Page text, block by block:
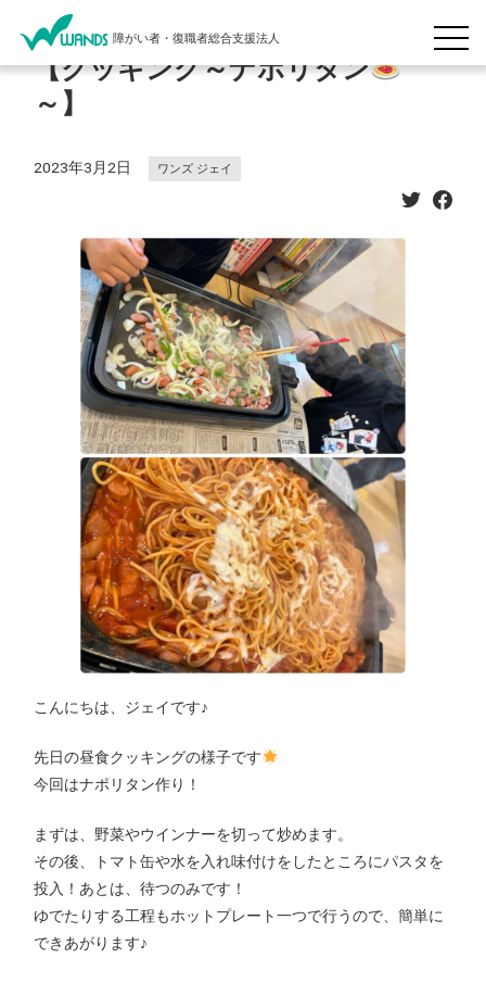
障がい者・復職者総合支援法人
【クッキング～ナポリタン
～】
2023年3月2日 ワンズ ジェイ
こんにちは、ジェイです♪
先日の昼食クッキングの様子です
今回はナポリタン作り！
まずは、野菜やウインナーを切って炒めます。
その後、トマト缶や水を入れ味付けをしたところにパスタを
投入！あとは、待つのみです！
ゆでたりする工程もホットプレート一つで行うので、簡単に
できあがります♪